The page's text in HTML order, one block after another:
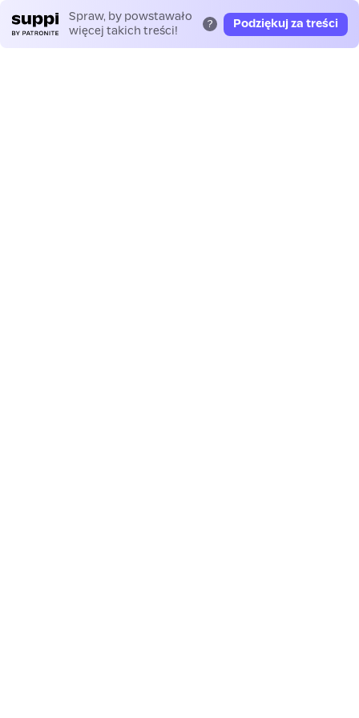
Spraw, by powstawało
więcej takich treści!
? Podziękuj za treści